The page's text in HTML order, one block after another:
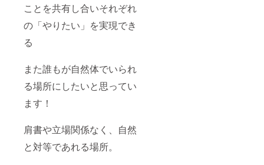
ことを共有し合いそれぞれ
の「やりたい」を実現でき
る
また誰もが自然体でいられ
る場所にしたいと思ってい
ます！
肩書や立場関係なく、自然
と対等であれる場所。